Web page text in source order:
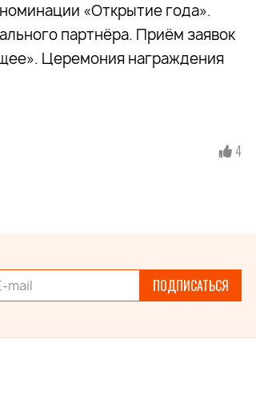
«Открытие года».
партнёра. Приём заявок
. Церемония награждения
4
ПОДПИСАТЬСЯ